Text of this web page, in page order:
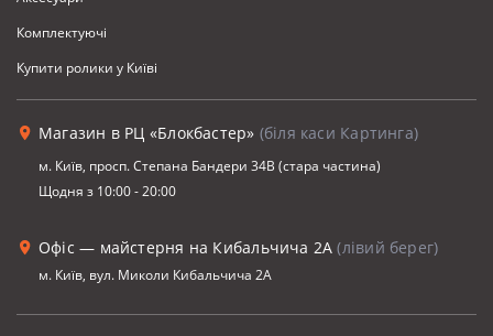
Комплектуючi
Купити ролики у Київі
Магазин в РЦ «Блокбастер» (біля каси Картинга)
м. Київ, просп. Степана Бандери 34В (стара частина)
Щодня з 10:00 - 20:00
Офіс — майстерня на Кибальчича 2А(лівий берег)
м. Київ, вул. Миколи Кибальчича 2А